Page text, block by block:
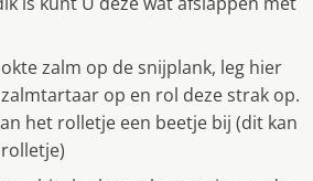
zalm op de snijplank, leg hier
op en rol deze strak op.
het rolletje een beetje bij (dit kan